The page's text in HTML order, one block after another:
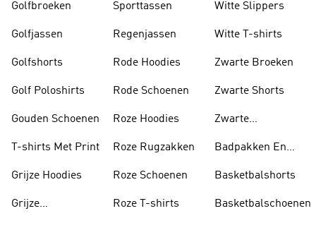
Golfbroeken
Golfjassen
Golfshorts
Golf Poloshirts
Gouden Schoenen
T-shirts Met Print
Grijze Hoodies
Grijze
Sporttassen
Regenjassen
Rode Hoodies
Rode Schoenen
Roze Hoodies
Roze Rugzakken
Roze Schoenen
Roze T-shirts
Witte Slippers
Witte T-shirts
Zwarte Broeken
Zwarte Shorts
Zwarte
Badpakken En
Basketbalshorts
Basketbalschoenen